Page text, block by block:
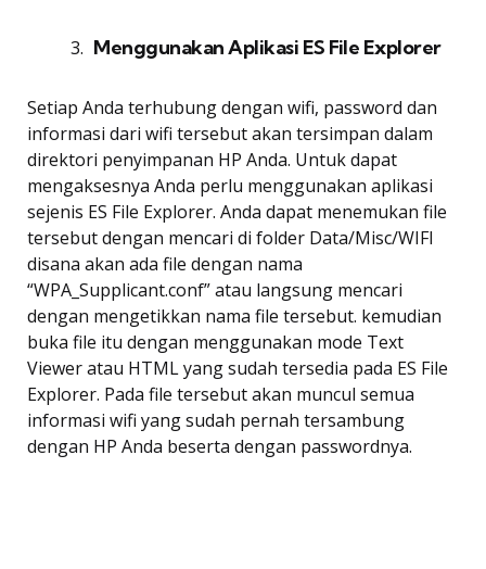
Menggunakan Aplikasi ES File Explorer
Setiap Anda terhubung dengan wifi, password dan
informasi dari wifi tersebut akan tersimpan dalam
direktori penyimpanan HP Anda. Untuk dapat
mengaksesnya Anda perlu menggunakan aplikasi
sejenis ES File Explorer. Anda dapat menemukan file
tersebut dengan mencari di folder Data/Misc/WIFI
disana akan ada file dengan nama
“WPA_Supplicant.conf” atau langsung mencari
dengan mengetikkan nama file tersebut. kemudian
buka file itu dengan menggunakan mode Text
Viewer atau HTML yang sudah tersedia pada ES File
Explorer. Pada file tersebut akan muncul semua
informasi wifi yang sudah pernah tersambung
dengan HP Anda beserta dengan passwordnya.